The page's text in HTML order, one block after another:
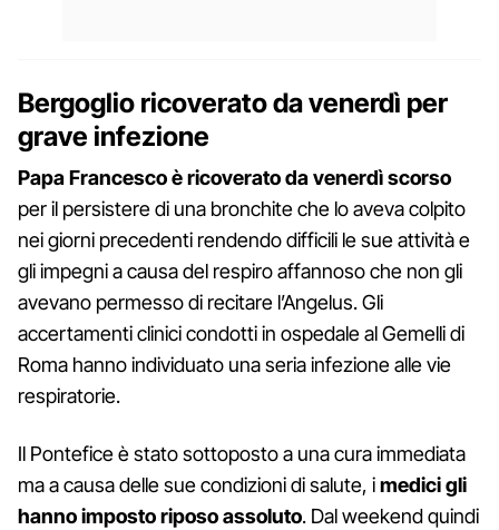
Bergoglio ricoverato da venerdì per
grave infezione
Papa Francesco è ricoverato da venerdì scorso
per il persistere di una bronchite che lo aveva colpito
nei giorni precedenti rendendo difficili le sue attività e
gli impegni a causa del respiro affannoso che non gli
avevano permesso di recitare l’Angelus. Gli
accertamenti clinici condotti in ospedale al Gemelli di
Roma hanno individuato una seria infezione alle vie
respiratorie.
Il Pontefice è stato sottoposto a una cura immediata
ma a causa delle sue condizioni di salute, imedici gli
hanno imposto riposo assoluto. Dal weekend quindi